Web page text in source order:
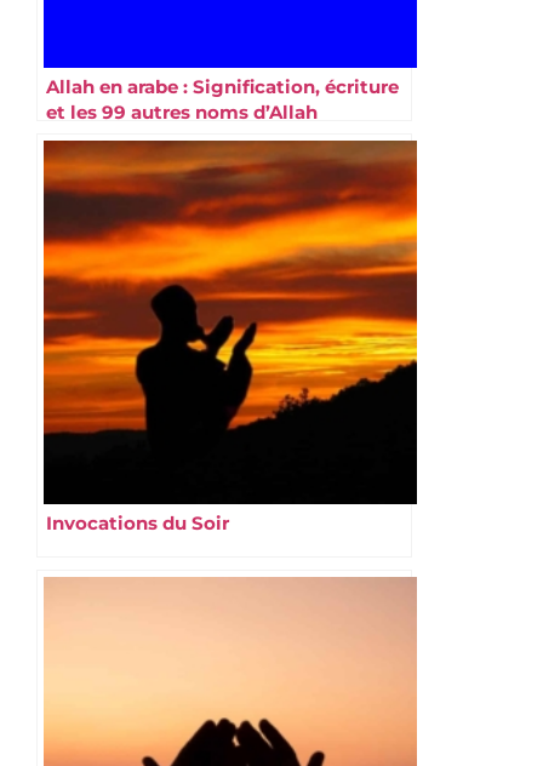
Allah en arabe : Signification, écriture
et les 99 autres noms d’Allah
Invocations du Soir